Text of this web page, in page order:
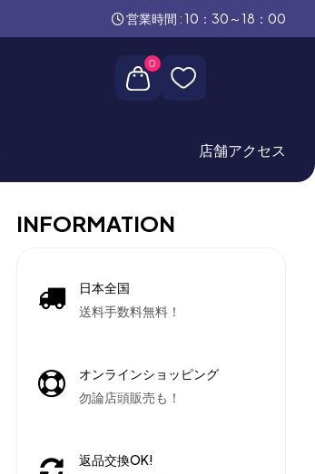
営業時間 : 10：30～18：00
0
店舗アクセス
INFORMATION
日本全国
送料手数料無料！
オンラインショッピング
勿論店頭販売も！
返品交換OK!